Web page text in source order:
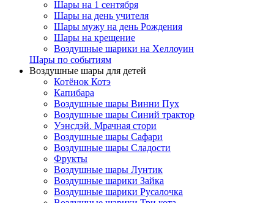
Шары на 1 сентября
Шары на день учителя
Шары мужу на день Рождения
Шары на крещение
Воздушные шарики на Хеллоуин
Шары по событиям
Воздушные шары для детей
Котёнок Котэ
Капибара
Воздушные шары Винни Пух
Воздушные шары Синий трактор
Уэнсдэй. Мрачная стори
Воздушные шары Сафари
Воздушные шары Сладости
Фрукты
Воздушные шары Лунтик
Воздушные шарики Зайка
Воздушные шарики Русалочка